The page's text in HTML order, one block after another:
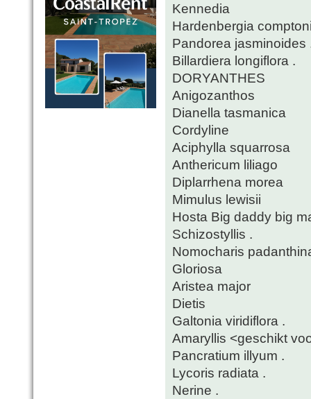
Kennedia
Hardenbergia
Pandorea jasminoides
Billardiera longiflora .
DORYANTHES
Anigozanthos
Dianella tasmanica
Cordyline
Aciphylla squarrosa
Anthericum liliago
Diplarrhena morea
Mimulus lewisii
Hosta Big daddy big
Schizostyllis .
Nomocharis
Gloriosa
Aristea major
Dietis
Galtonia viridiflora .
Amaryllis <geschikt
Pancratium illyum .
Lycoris radiata .
Nerine .